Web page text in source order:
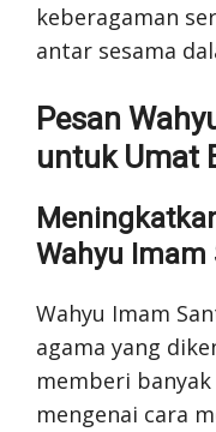
keberagaman
antar sesama
Pesan
untuk Umat
Wahyu Imam
Wahyu Imam
agama yang
memberi
mengenai cara